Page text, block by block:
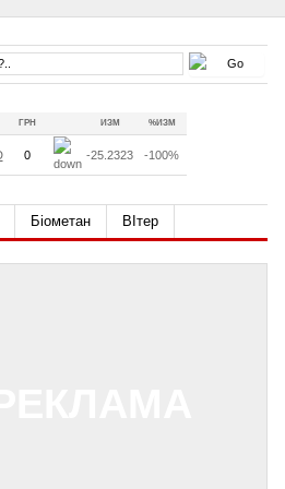
ГРН ИЗМ %ИЗМ
0 -25.2323 -100%
Біометан ВІтер